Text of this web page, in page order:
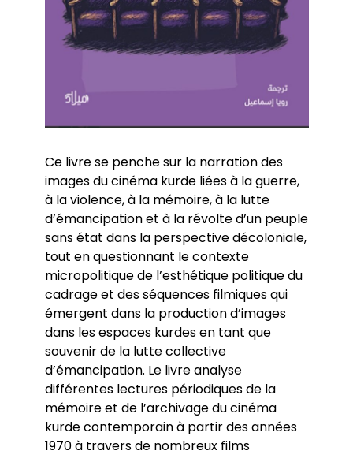
Ce livre se penche sur la narration des
images du cinéma kurde liées à la guerre,
à la violence, à la mémoire, à la lutte
d’émancipation et à la révolte d’un peuple
sans état dans la perspective décoloniale,
tout en questionnant le contexte
micropolitique de l’esthétique politique du
cadrage et des séquences filmiques qui
émergent dans la production d’images
dans les espaces kurdes en tant que
souvenir de la lutte collective
d’émancipation. Le livre analyse
différentes lectures périodiques de la
mémoire et de l’archivage du cinéma
kurde contemporain à partir des années
1970 à travers de nombreux films